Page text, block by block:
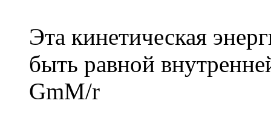
Эта кинетическая
быть равной
GmM/r